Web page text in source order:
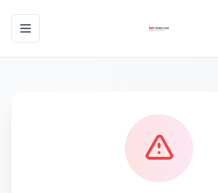
Toggle navigation menu